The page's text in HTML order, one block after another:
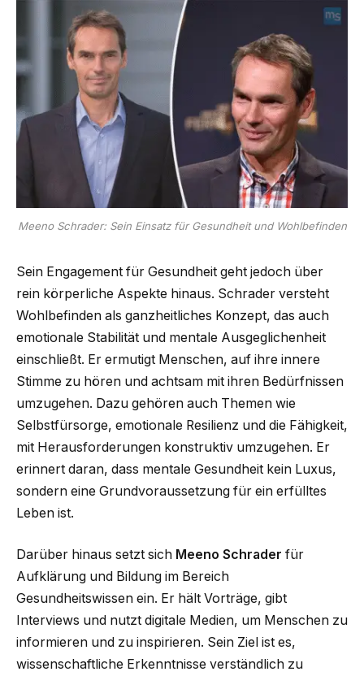
Meeno Schrader: Sein Einsatz für Gesundheit und Wohlbefinden
Sein Engagement für Gesundheit geht jedoch über
rein körperliche Aspekte hinaus. Schrader versteht
Wohlbefinden als ganzheitliches Konzept, das auch
emotionale Stabilität und mentale Ausgeglichenheit
einschließt. Er ermutigt Menschen, auf ihre innere
Stimme zu hören und achtsam mit ihren Bedürfnissen
umzugehen. Dazu gehören auch Themen wie
Selbstfürsorge, emotionale Resilienz und die Fähigkeit,
mit Herausforderungen konstruktiv umzugehen. Er
erinnert daran, dass mentale Gesundheit kein Luxus,
sondern eine Grundvoraussetzung für ein erfülltes
Leben ist.
Darüber hinaus setzt sich Meeno Schrader für
Aufklärung und Bildung im Bereich
Gesundheitswissen ein. Er hält Vorträge, gibt
Interviews und nutzt digitale Medien, um Menschen zu
informieren und zu inspirieren. Sein Ziel ist es,
wissenschaftliche Erkenntnisse verständlich zu